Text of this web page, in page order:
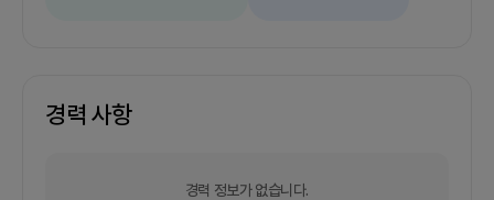
경력 사항
경력 정보가 없습니다.